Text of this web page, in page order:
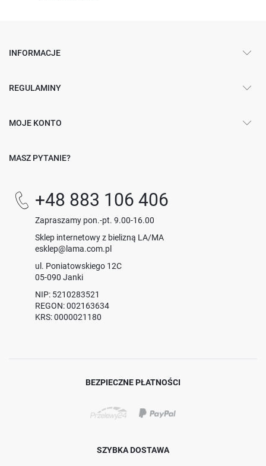
INFORMACJE
REGULAMINY
MOJE KONTO
MASZ PYTANIE?
+48 883 106 406
Zapraszamy pon.-pt. 9.00-16.00
Sklep internetowy z bielizną LA/MA
esklep@lama.com.pl
ul. Poniatowskiego 12C
05-090 Janki
NIP: 5210283521
REGON: 002163634
KRS: 0000021180
BEZPIECZNE PŁATNOŚCI
SZYBKA DOSTAWA